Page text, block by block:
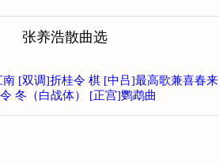
张养浩散曲选
南 [双调]折桂令 棋 [中吕]最高歌兼喜春来
冬（白战体） [正宫]鹦鹉曲